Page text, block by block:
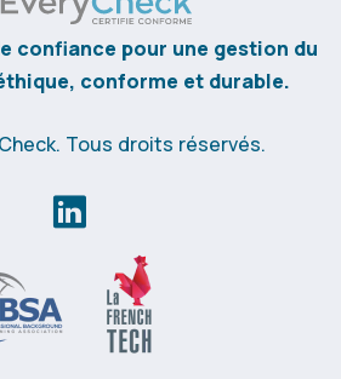
le contenu de
bien vous accompagner pendant votre
Déclaration de cookies
confiance pour une gestion du
conforme et durable.
Tous droits réservés.